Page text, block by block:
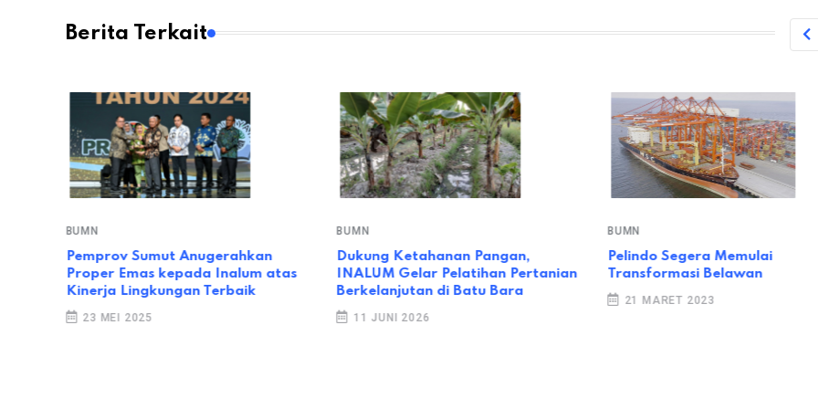
Berita Terkait
BUMN
Pemprov Sumut Anugerahkan
Proper Emas kepada Inalum atas
Kinerja Lingkungan Terbaik
23 MEI 2025
BUMN
Dukung Ketahanan Pangan,
INALUM Gelar Pelatihan Pertanian
Berkelanjutan di Batu Bara
11 JUNI 2026
BUMN
Pelindo Segera Memulai
Transformasi Belawan
21 MARET 2023